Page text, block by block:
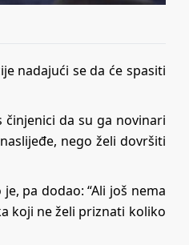
nadajući se da će spasiti
da su ga novinari
nego želi dovršiti
pa dodao: “Ali još nema
koji ne želi priznati koliko